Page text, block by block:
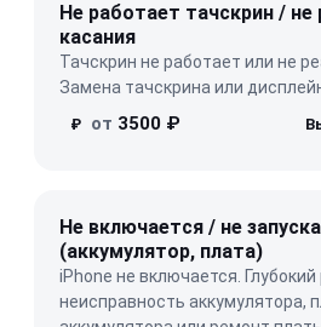
Не работает тачскрин / не
касания
Тачскрин не работает или не
Замена тачскрина или
₽ от 3500 ₽
Не включается / не
(аккумулятор, плата)
iPhone не включается.
неисправность аккумулятора,